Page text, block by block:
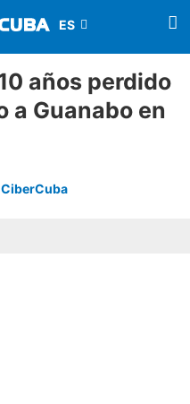
años perdido
a Guanabo en